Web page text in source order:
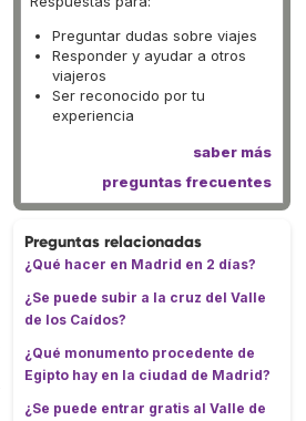
Preguntar dudas sobre viajes
Responder y ayudar a otros
viajeros
Ser reconocido por tu
experiencia
saber más
preguntas frecuentes
Preguntas relacionadas
¿Qué hacer en Madrid en 2 días?
¿Se puede subir a la cruz del Valle
de los Caídos?
¿Qué monumento procedente de
Egipto hay en la ciudad de Madrid?
¿Se puede entrar gratis al Valle de